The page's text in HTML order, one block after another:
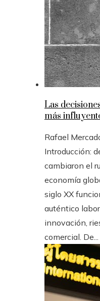
Las
más
Rafael
Introducción:
cambiaron el
economía
siglo XX
auténtico
innovación,
comercial. De...